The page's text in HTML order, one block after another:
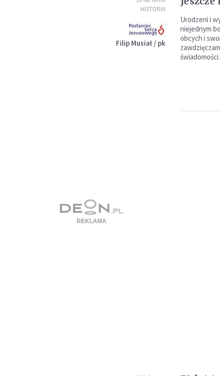
HISTORIA
Filip Musiał / pk
Urodzeni i
niejednym
obcych i
świadomości.